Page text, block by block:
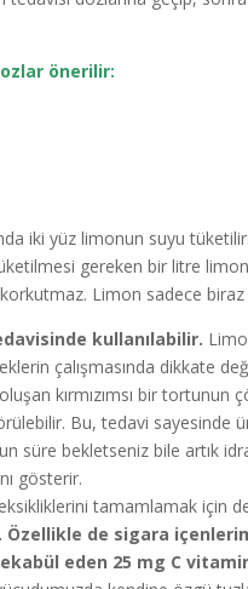
önerilir:
iki yüz limonun suyu
gereken bir litre
Limon sadece
kullanılabilir.
çalışmasında dikkate
kırmızımsı bir tortunun
Bu, tedavi sayesinde
süre bekletseniz bile artık
gösterir.
tamamlamak için
de sigara
eden 25 mg C